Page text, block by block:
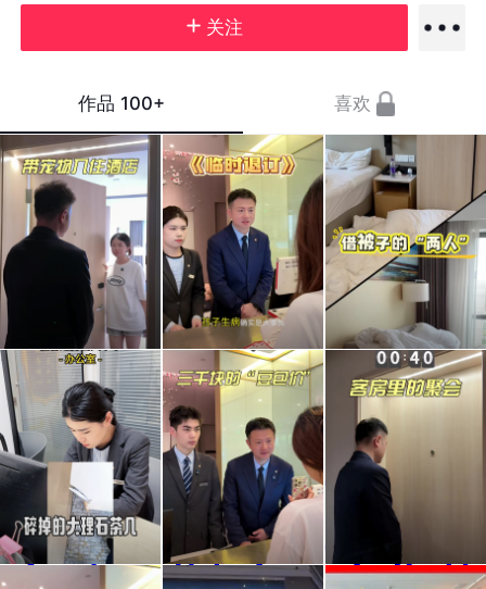
关注
作品 100+ 喜欢
酒店
禁宠
不是
规则
是冷
的，
借被
子
的“两